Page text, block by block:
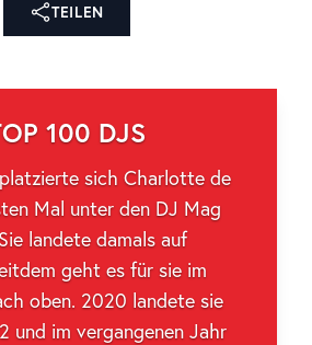
TEILEN
100 DJS
sich Charlotte de
Mal unter den DJ Mag
landete damals auf
geht es für sie im
oben. 2020 landete sie
und im vergangenen Jahr